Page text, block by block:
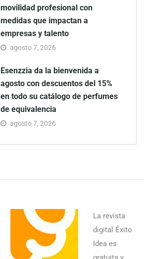
movilidad profesional con
medidas que impactan a
empresas y talento
agosto 7, 2026
Esenzzia da la bienvenida a
agosto con descuentos del 15%
en todo su catálogo de perfumes
de equivalencia
agosto 7, 2026
La revista
digital Éxito
Idea es